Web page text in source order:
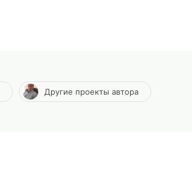
Другие проекты автора